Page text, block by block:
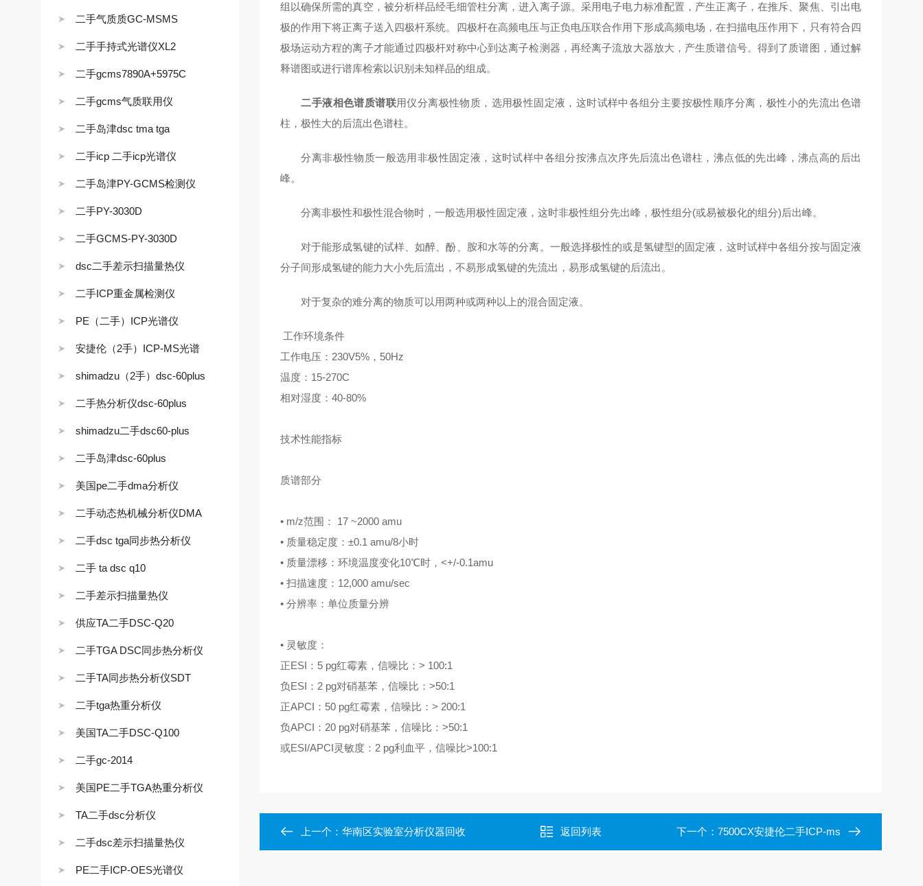
二手气质质GC-MSMS
二手手持式光谱仪XL2
二手gcms7890A+5975C
二手gcms气质联用仪
二手岛津dsc tma tga
二手icp 二手icp光谱仪
二手岛津PY-GCMS检测仪
二手PY-3030D
二手GCMS-PY-3030D
dsc二手差示扫描量热仪
二手ICP重金属检测仪
PE（二手）ICP光谱仪
安捷伦（2手）ICP-MS光谱
shimadzu（2手）dsc-60plus
二手热分析仪dsc-60plus
shimadzu二手dsc60-plus
二手岛津dsc-60plus
美国pe二手dma分析仪
二手动态热机械分析仪DMA
二手dsc tga同步热分析仪
二手 ta dsc q10
二手差示扫描量热仪
供应TA二手DSC-Q20
二手TGA DSC同步热分析仪
二手TA同步热分析仪SDT
二手tga热重分析仪
美国TA二手DSC-Q100
二手gc-2014
美国PE二手TGA热重分析仪
TA二手dsc分析仪
二手dsc差示扫描量热仪
PE二手ICP-OES光谱仪
组以确保所需的真空，被分析样品经毛细管柱分离，进入离子源。采用电子电力标准配置，产生正离子，在推斥、聚焦、引出电
极的作用下将正离子送入四极杆系统。四极杆在高频电压与正负电压联合作用下形成高频电场，在扫描电压作用下，只有符合四
极场运动方程的离子才能通过四极杆对称中心到达离子检测器，再经离子流放大器放大，产生质谱信号。得到了质谱图，通过解
释谱图或进行谱库检索以识别未知样品的组成。
二手液相色谱质谱联用仪分离极性物质，选用极性固定液，这时试样中各组分主要按极性顺序分离，极性小的先流出色谱
柱，极性大的后流出色谱柱。
分离非极性物质一般选用非极性固定液，这时试样中各组分按沸点次序先后流出色谱柱，沸点低的先出峰，沸点高的后出
峰。
分离非极性和极性混合物时，一般选用极性固定液，这时非极性组分先出峰，极性组分(或易被极化的组分)后出峰。
对于能形成氢键的试样、如醉、酚、胺和水等的分离。一般选择极性的或是氢键型的固定液，这时试样中各组分按与固定液
分子间形成氢键的能力大小先后流出，不易形成氢键的先流出，易形成氢键的后流出。
对于复杂的难分离的物质可以用两种或两种以上的混合固定液。
工作环境条件
工作电压：230V5%，50Hz
温度：15-270C
相对湿度：40-80%
技术性能指标
质谱部分
• m/z范围： 17 ~2000 amu
• 质量稳定度：±0.1 amu/8小时
• 质量漂移：环境温度变化10℃时，<+/-0.1amu
• 扫描速度：12,000 amu/sec
• 分辨率：单位质量分辨
• 灵敏度：
正ESI：5 pg红霉素，信噪比：> 100:1
负ESI：2 pg对硝基苯，信噪比：>50:1
正APCI：50 pg红霉素，信噪比：> 200:1
负APCI：20 pg对硝基苯，信噪比：>50:1
或ESI/APCI灵敏度：2 pg利血平，信噪比>100:1
上一个： 华南区实验室分析仪器回收 返回列表 下一个： 7500CX安捷伦二手ICP-ms